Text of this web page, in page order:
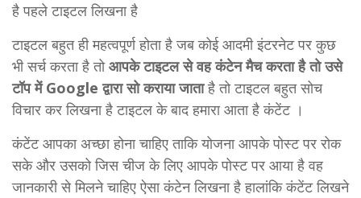
है पहले टाइटल लिखना है
टाइटल बहुत ही महत्वपूर्ण होता है जब कोई आदमी इंटरनेट पर कुछ
भी सर्च करता है तोआपके टाइटल से वह कंटेन मैच करता है तो उसे
टॉप में Google द्वारा सो कराया जाताहै तो टाइटल बहुत सोच
विचार कर लिखना है टाइटल के बाद हमारा आता है कंटेंट ।
कंटेंट आपका अच्छा होना चाहिए ताकि योजना आपके पोस्ट पर रोक
सके और उसको जिस चीज के लिए आपके पोस्ट पर आया है वह
जानकारी से मिलने चाहिए ऐसा कंटेन लिखना है हालांकि कंटेंट लिखने